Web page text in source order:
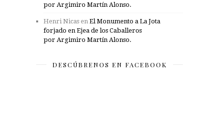
por Argimiro Martín Alonso.
Henri Nicas en El Monumento a La Jota
forjado en Ejea de los Caballeros
por Argimiro Martín Alonso.
DESCÚBRENOS EN FACEBOOK